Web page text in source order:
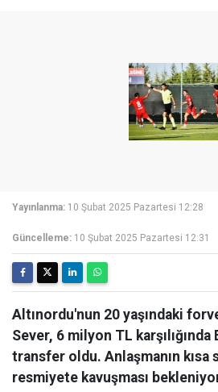
Yayınlanma: 10 Şubat 2025 Pazartesi 12:28
Güncelleme: 10 Şubat 2025 Pazartesi 12:31
Altınordu'nun 20 yaşındaki
Sever, 6 milyon TL
transfer oldu. Anlaşmanın
resmiyete kavuşması